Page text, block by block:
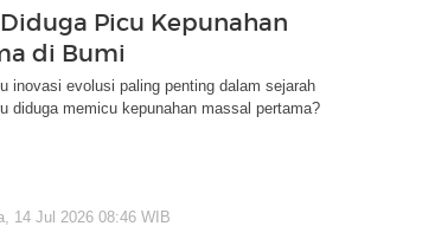
Picu Kepunahan
di Bumi
inovasi evolusi paling penting dalam sejarah
diduga memicu kepunahan massal pertama?
14 Jul 2026 08:46 WIB